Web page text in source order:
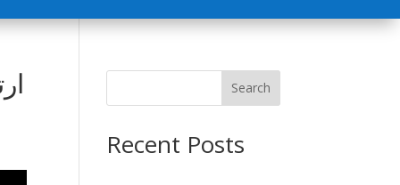
Search
Recent Posts